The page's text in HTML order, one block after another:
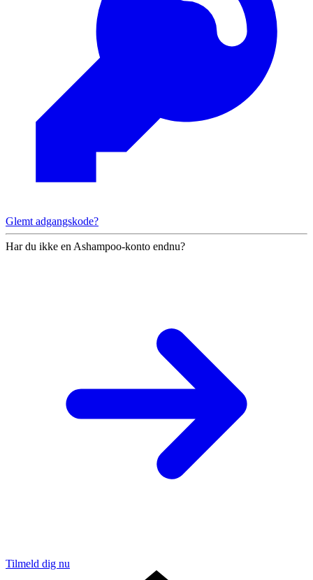
Glemt adgangskode?
Har du ikke en Ashampoo-konto endnu?
Tilmeld dig nu